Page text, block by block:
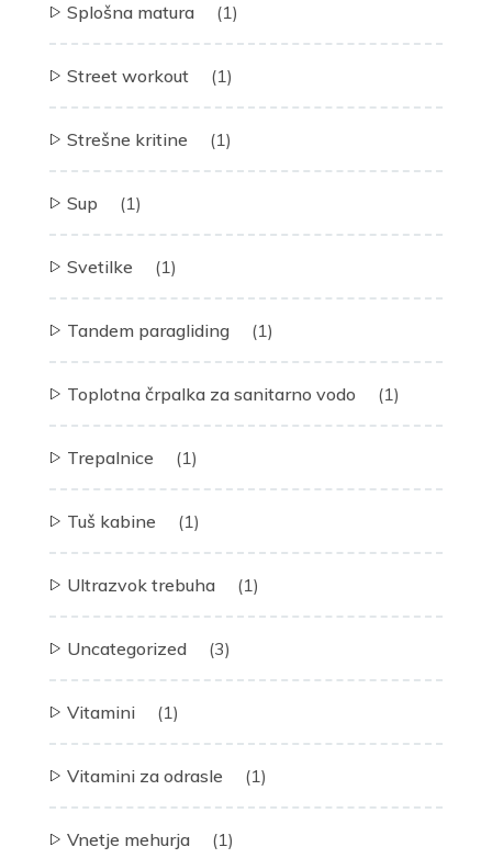
Splošna matura (1)
Street workout (1)
Strešne kritine (1)
Sup (1)
Svetilke (1)
Tandem paragliding (1)
Toplotna črpalka za sanitarno vodo (1)
Trepalnice (1)
Tuš kabine (1)
Ultrazvok trebuha (1)
Uncategorized (3)
Vitamini (1)
Vitamini za odrasle (1)
Vnetje mehurja (1)